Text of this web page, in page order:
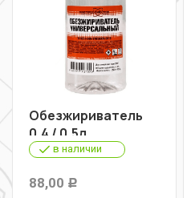
Обезжириватель
0,4 / 0,5л
в наличии
88,00 Р